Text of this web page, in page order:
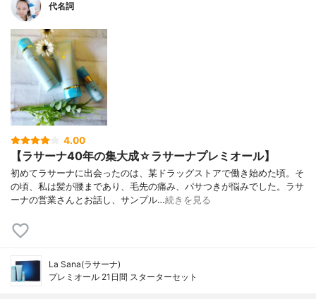
代名詞
4.00
【ラサーナ40年の集大成☆ラサーナプレミオール】
初めてラサーナに出会ったのは、某ドラッグストアで働き始めた頃。そ
の頃、私は髪が腰まであり、毛先の痛み、パサつきが悩みでした。ラサ
ーナの営業さんとお話し、サンプル…続きを見る
La Sana(ラサーナ)
プレミオール 21日間 スターターセット